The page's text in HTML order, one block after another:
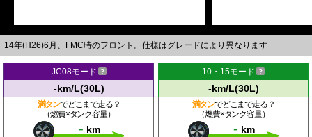
14年(H26)6月、FMC時のフロント。仕様はグレードにより異なります
JC08モード
-km/L(30L)
満タンでどこまで走る？
（燃費×タンク容量）
- km
10・15モード
-km/L(30L)
満タンでどこまで走る？
（燃費×タンク容量）
- km